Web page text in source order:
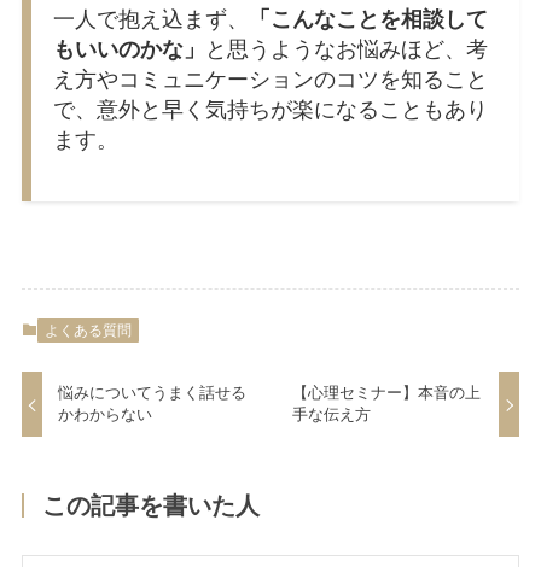
一人で抱え込まず、
「こんなことを相談して
もいいのかな」
と思うようなお悩みほど、考
え方やコミュニケーションのコツを知ること
で、意外と早く気持ちが楽になることもあり
ます。
よくある質問
悩みについてうまく話せる
かわからない
【心理セミナー】本音の上
手な伝え方
この記事を書いた人